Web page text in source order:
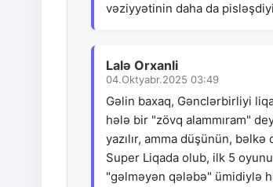
vəziyyətinin daha da
Lalə Orxanli
04.Oktyabr.2025 03:49
Gəlin baxaq, Gənclərbirliyi
hələ bir "zövq alammıram"
yazılır, amma düşünün,
Super Liqada olub, ilk 5
"gəlməyən qələbə" ümidiylə